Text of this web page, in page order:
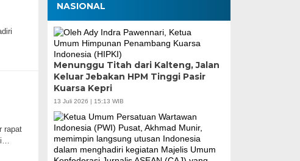
rapat
NASIONAL
Menunggu Titah dari Kalteng, Jalan
Keluar Jebakan HPM Tinggi Pasir
Kuarsa Kepri
13 Juli 2026 | 15:13 WIB